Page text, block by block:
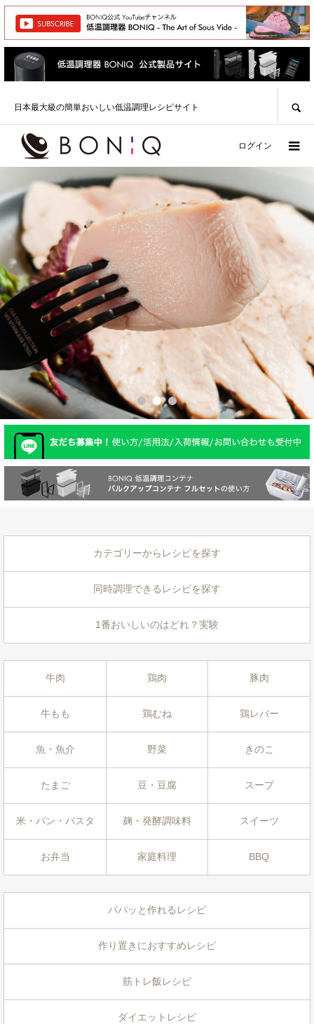
日本最大級の簡単おいしい低温調理レシピサイト
ログイン
カテゴリーからレシピを探す
同時調理できるレシピを探す
1番おいしいのはどれ？実験
牛肉 鶏肉 豚肉
牛もも 鶏むね 鶏レバー
魚・魚介 野菜 きのこ
たまご 豆・豆腐 スープ
米・パン・パスタ 麹・発酵調味料 スイーツ
お弁当 家庭料理 BBQ
パパッと作れるレシピ
作り置きにおすすめレシピ
筋トレ飯レシピ
ダイエットレシピ